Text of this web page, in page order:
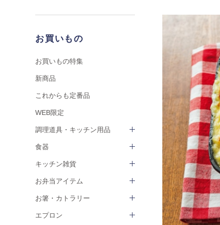
お買いもの
お買いもの特集
新商品
これからも定番品
WEB限定
調理道具・キッチン用品
食器
キッチン雑貨
お弁当アイテム
お箸・カトラリー
エプロン